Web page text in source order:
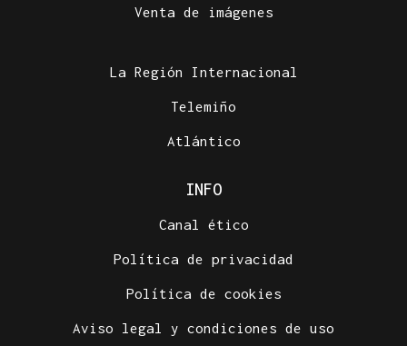
Venta de imágenes
La Región Internacional
Telemiño
Atlántico
INFO
Canal ético
Política de privacidad
Política de cookies
Aviso legal y condiciones de uso